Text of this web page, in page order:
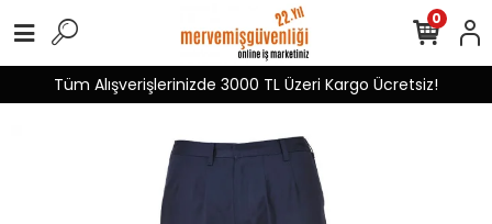
Tüm Alışverişlerinizde 3000 TL Üzeri Kargo Ücretsiz!
0